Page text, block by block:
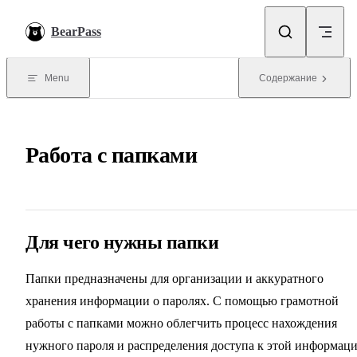
BearPass
Menu Содержание
Работа с папками
Для чего нужны папки
Папки предназначены для организации и аккуратного
хранения информации о паролях. С помощью грамотной
работы с папками можно облегчить процесс нахождения
нужного пароля и распределения доступа к этой